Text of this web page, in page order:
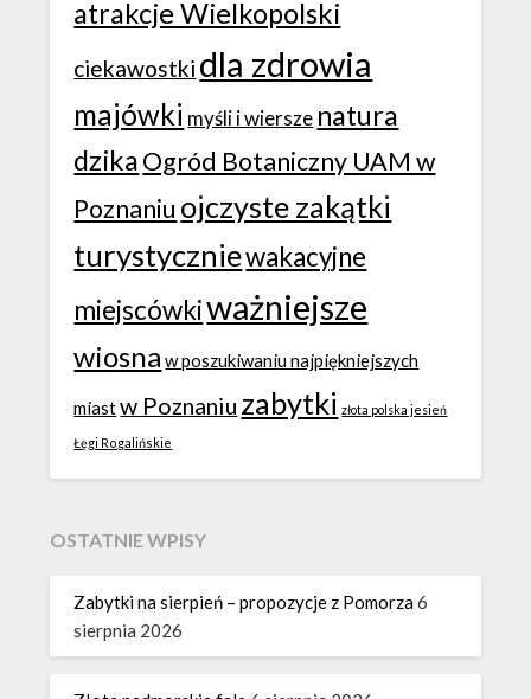
atrakcje Wielkopolski
ciekawostki dla zdrowia
majówki myśli i wiersze natura
dzikaOgród Botaniczny UAM w
Poznaniu ojczyste zakątki
turystyczniewakacyjne
miejscówkiważniejsze
wiosna w poszukiwaniu najpiękniejszych
miastw Poznaniu zabytki złota polska jesień
Łęgi Rogalińskie
OSTATNIE WPISY
Zabytki na sierpień – propozycje z Pomorza6
sierpnia 2026